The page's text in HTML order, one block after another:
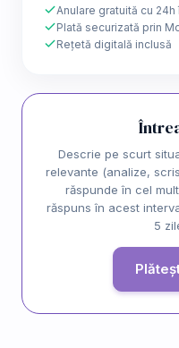
Anulare gratuită cu 24h
Plată securizată prin
Rețetă digitală inclusă
Descrie pe scurt
relevante (analize,
răspunde în cel
răspuns în acest
5